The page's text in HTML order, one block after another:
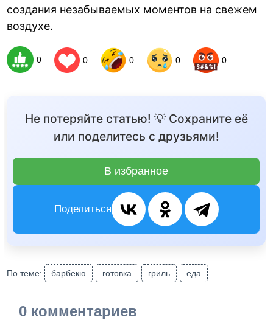
создания незабываемых моментов на свежем
воздухе.
0 0 0 0 0
Не потеряйте статью! 💡 Сохраните её
или поделитесь с друзьями!
В избранное
Поделиться
По теме: барбекю готовка гриль еда
0 комментариев